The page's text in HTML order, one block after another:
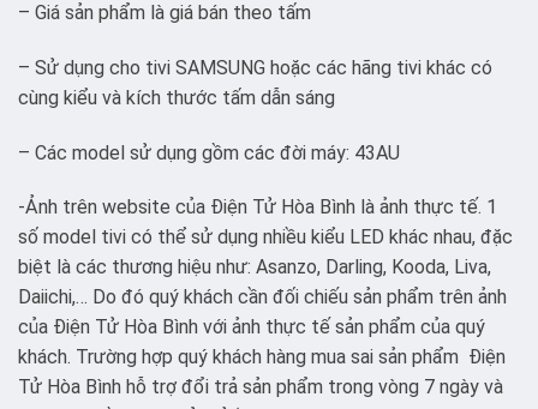
– Giá sản phẩm là giá bán theo tấm
– Sử dụng cho tivi SAMSUNG hoặc các hãng tivi khác có
cùng kiểu và kích thước tấm dẫn sáng
– Các model sử dụng gồm các đời máy: 43AU
-Ảnh trên website của Điện Tử Hòa Bình là ảnh thực tế. 1
số model tivi có thể sử dụng nhiều kiểu LED khác nhau, đặc
biệt là các thương hiệu như: Asanzo, Darling, Kooda, Liva,
Daiichi,… Do đó quý khách cần đối chiếu sản phẩm trên ảnh
của Điện Tử Hòa Bình với ảnh thực tế sản phẩm của quý
khách. Trường hợp quý khách hàng mua sai sản phẩm Điện
Tử Hòa Bình hỗ trợ đổi trả sản phẩm trong vòng 7 ngày và